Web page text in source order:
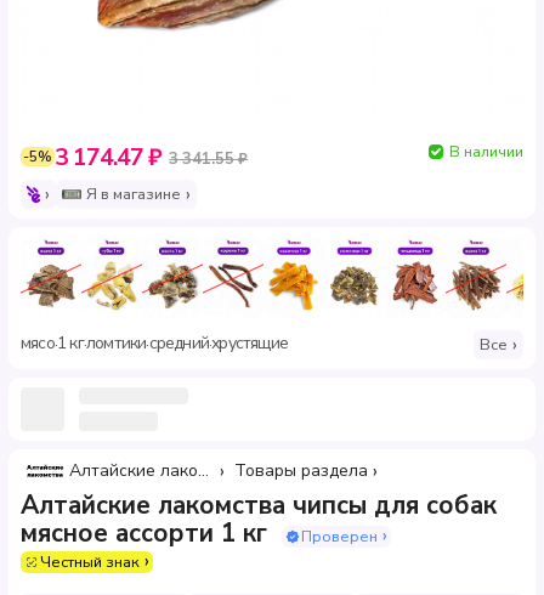
-5% 3 174.47 ₽ 3 341.55 ₽
В наличии
Я в магазине
мясо·1 кг·ломтики·средний·хрустящие Все
Алтайские лакомства Товары раздела
Алтайские лакомства чипсы для собак
мясное ассорти 1 кг
Проверен
Честный знак